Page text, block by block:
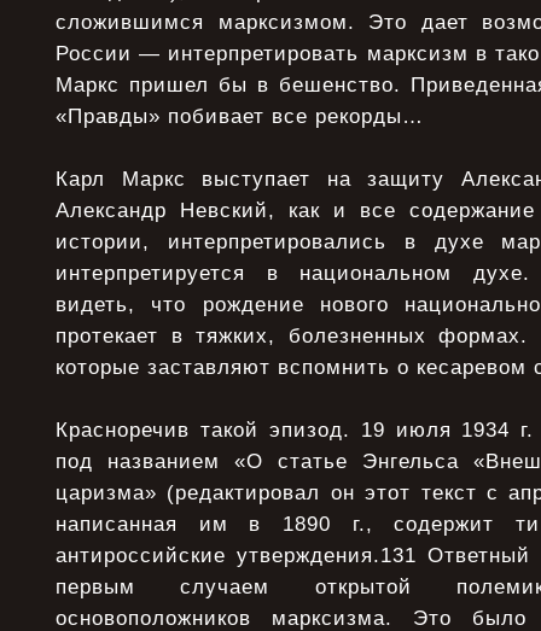
сложившимся марксизмом. Это дает
России — интерпретировать марксизм в
Маркс пришел бы в бешенство.
«Правды» побивает все рекорды…
Карл Маркс выступает на защиту
Александр Невский, как и все содержание
истории, интерпретировались в духе
интерпретируется в национальном
видеть, что рождение нового
протекает в тяжких, болезненных
которые заставляют вспомнить о кесаревом
Красноречив такой эпизод. 19 июля 1934
под названием «О статье Энгельса
царизма» (редактировал он этот текст с
написанная им в 1890 г., содержит
антироссийские утверждения.131
первым случаем открытой
основоположников марксизма. Это